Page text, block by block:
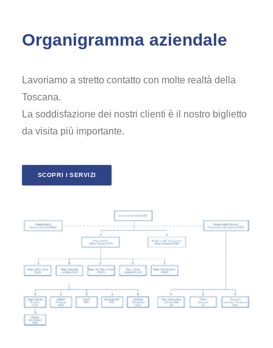
Organigramma aziendale
Lavoriamo a stretto contatto con molte realtà della
Toscana.
La soddisfazione dei nostri clienti è il nostro biglietto
da visita più importante.
SCOPRI I SERVIZI